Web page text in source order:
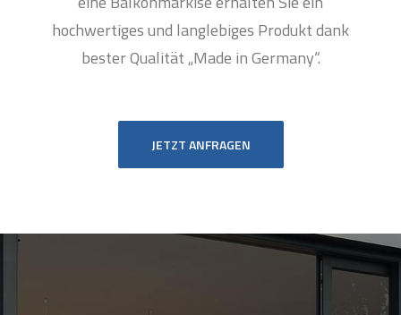
hochwertiges und langlebiges Produkt dank
bester Qualität „Made in Germany“.
JETZT ANFRAGEN